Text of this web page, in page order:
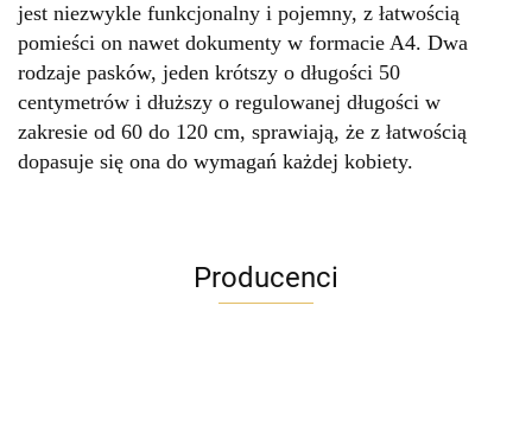
jest niezwykle funkcjonalny i pojemny, z łatwością
pomieści on nawet dokumenty w formacie A4. Dwa
rodzaje pasków, jeden krótszy o długości 50
centymetrów i dłuższy o regulowanej długości w
zakresie od 60 do 120 cm, sprawiają, że z łatwością
dopasuje się ona do wymagań każdej kobiety.
Producenci